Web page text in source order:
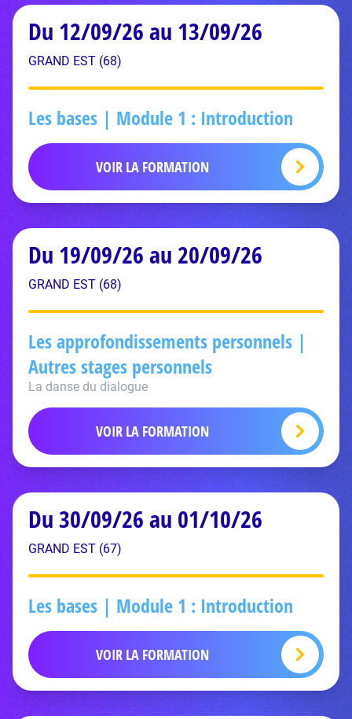
Du 12/09/26 au 13/09/26
GRAND EST (68)
Les bases | Module 1 : Introduction
VOIR LA FORMATION
Du 19/09/26 au 20/09/26
GRAND EST (68)
Les approfondissements personnels |
Autres stages personnels
La danse du dialogue
VOIR LA FORMATION
Du 30/09/26 au 01/10/26
GRAND EST (67)
Les bases | Module 1 : Introduction
VOIR LA FORMATION